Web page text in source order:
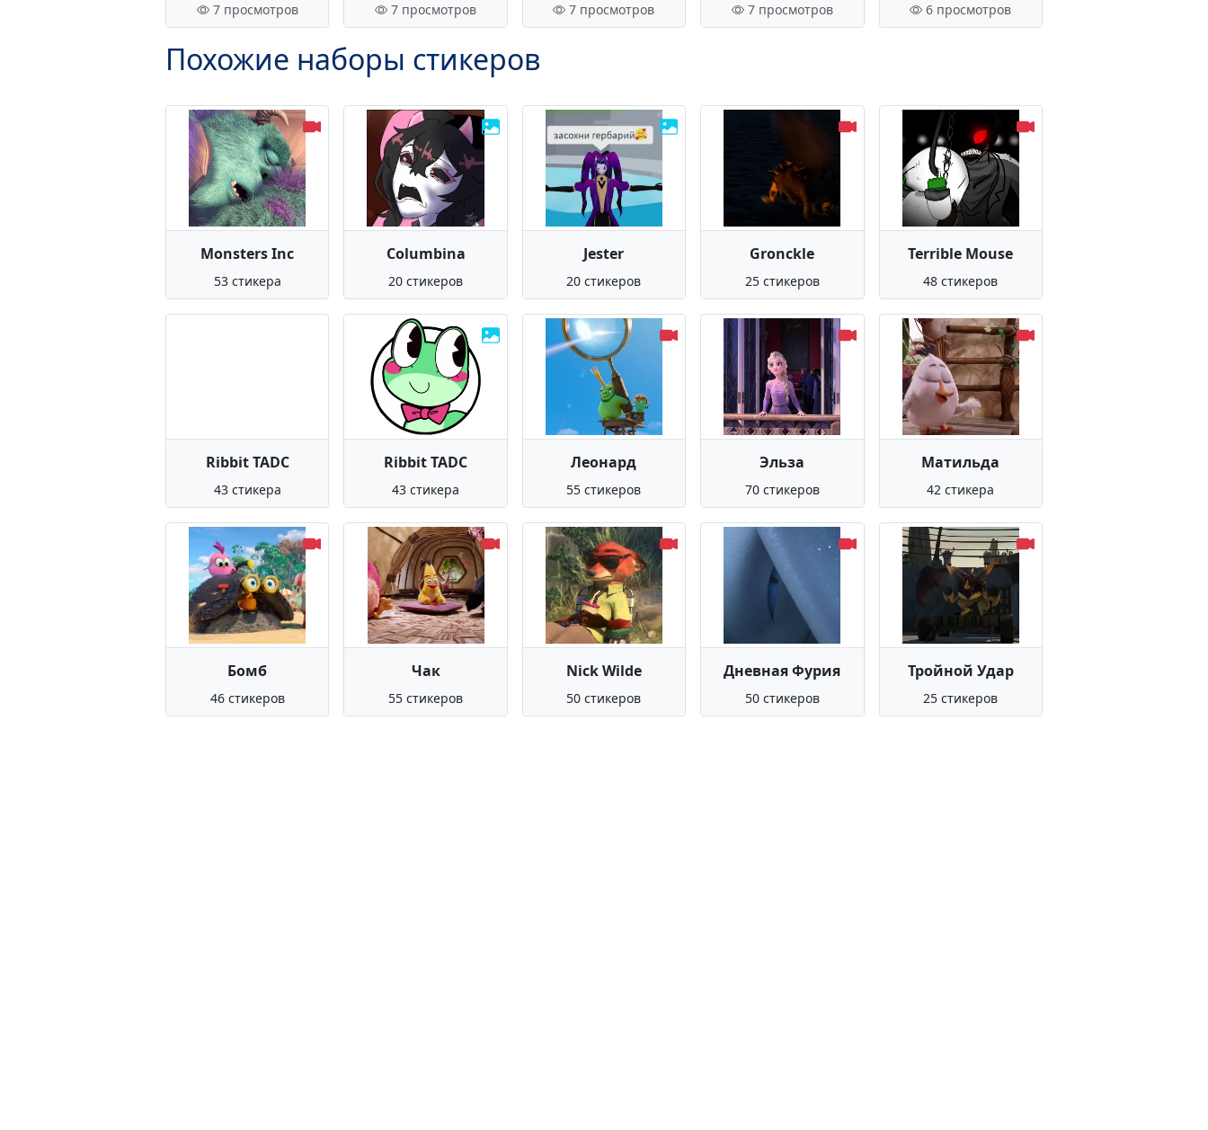
7 просмотров
7 просмотров
7 просмотров
7 просмотров
6 просмотров
Похожие наборы стикеров
Monsters Inc
53 стикера
Columbina
20 стикеров
Jester
20 стикеров
Gronckle
25 стикеров
Terrible Mouse
48 стикеров
Ribbit TADC
43 стикера
Ribbit TADC
43 стикера
Леонард
55 стикеров
Эльза
70 стикеров
Матильда
42 стикера
Бомб
46 стикеров
Чак
55 стикеров
Nick Wilde
50 стикеров
Дневная Фурия
50 стикеров
Тройной Удар
25 стикеров